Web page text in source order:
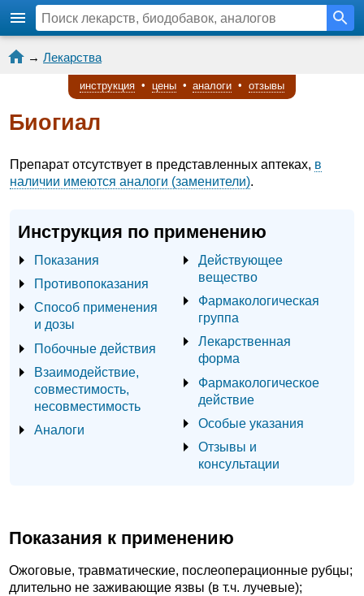
→ Лекарства
инструкция • цены • аналоги • отзывы
Биогиал
Препарат отсутствует в представленных аптеках, в
наличии имеются аналоги (заменители).
Инструкция по применению
Показания
Противопоказания
Способ применения
и дозы
Побочные действия
Взаимодействие,
совместимость,
несовместимость
Аналоги
Действующее
вещество
Фармакологическая
группа
Лекарственная
форма
Фармакологическое
действие
Особые указания
Отзывы и
консультации
Показания к применению
Ожоговые, травматические, послеоперационные рубцы;
длительно не заживающие язвы (в т.ч. лучевые);